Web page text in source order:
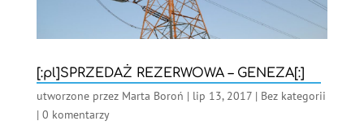
[:pl]SPRZEDAŻ REZERWOWA – GENEZA[:]
utworzone przez Marta Boroń | lip 13, 2017| Bez kategorii
| 0 komentarzy